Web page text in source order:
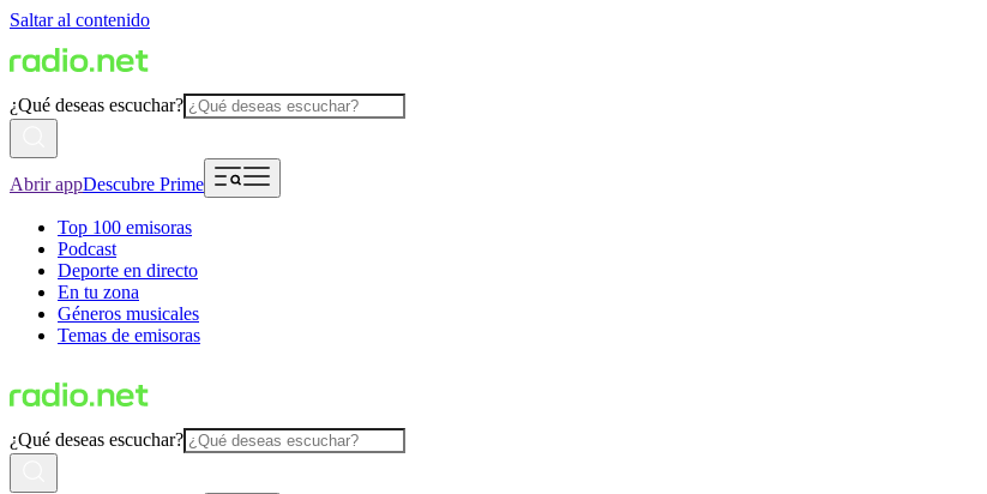
Saltar al contenido
¿Qué deseas escuchar?
Abrir appDescubre Prime
Top 100 emisoras
Podcast
Deporte en directo
En tu zona
Géneros musicales
Temas de emisoras
¿Qué deseas escuchar?